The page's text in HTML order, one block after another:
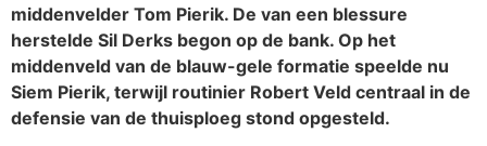
middenvelder Tom Pierik. De van een blessure
herstelde Sil Derks begon op de bank. Op het
middenveld van de blauw-gele formatie speelde nu
Siem Pierik, terwijl routinier Robert Veld centraal in de
defensie van de thuisploeg stond opgesteld.